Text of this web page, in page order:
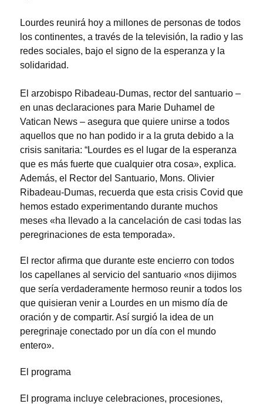
Lourdes reunirá hoy a millones de personas de todos
los continentes, a través de la televisión, la radio y las
redes sociales, bajo el signo de la esperanza y la
solidaridad.
El arzobispo Ribadeau-Dumas, rector del santuario –
en unas declaraciones para Marie Duhamel de
Vatican News – asegura que quiere unirse a todos
aquellos que no han podido ir a la gruta debido a la
crisis sanitaria: “Lourdes es el lugar de la esperanza
que es más fuerte que cualquier otra cosa», explica.
Además, el Rector del Santuario, Mons. Olivier
Ribadeau-Dumas, recuerda que esta crisis Covid que
hemos estado experimentando durante muchos
meses «ha llevado a la cancelación de casi todas las
peregrinaciones de esta temporada».
El rector afirma que durante este encierro con todos
los capellanes al servicio del santuario «nos dijimos
que sería verdaderamente hermoso reunir a todos los
que quisieran venir a Lourdes en un mismo día de
oración y de compartir. Así surgió la idea de un
peregrinaje conectado por un día con el mundo
entero».
El programa
El programa incluye celebraciones, procesiones,